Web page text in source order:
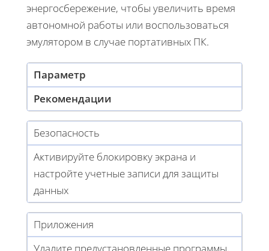
энергосбережение, чтобы увеличить время
автономной работы или воспользоваться
эмулятором в случае портативных ПК.
Параметр
Рекомендации
Безопасность
Активируйте блокировку экрана и
настройте учетные записи для защиты
данных
Приложения
Удалите предустановленные программы,